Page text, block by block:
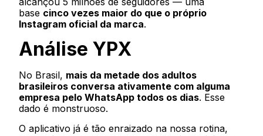
base cinco vezes maior do que o próprio
Instagram oficial da marca.
Análise YPX
No Brasil, mais da metade dos adultos
brasileiros conversa ativamente com alguma
empresa pelo WhatsApp todos os dias. Esse
dado é monstruoso.
O aplicativo já é tão enraizado na nossa rotina,